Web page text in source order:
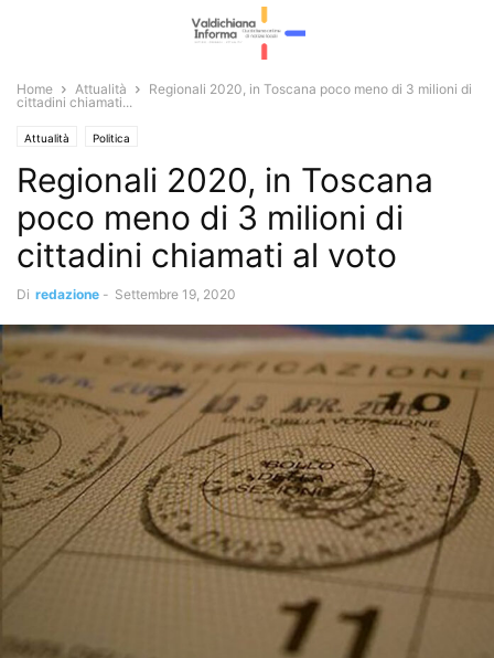
Home Attualità
Regionali 2020, in Toscana poco meno di 3 milioni di
cittadini chiamati...
Attualità Politica
Regionali 2020, in Toscana
poco meno di 3 milioni di
cittadini chiamati al voto
Di redazione - Settembre 19, 2020